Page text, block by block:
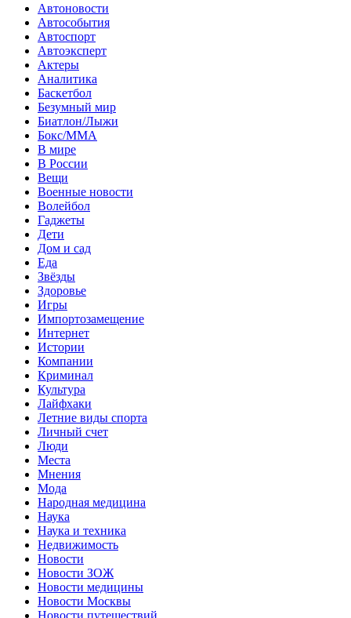
Автоновости
Автособытия
Автоспорт
Автоэксперт
Актеры
Аналитика
Баскетбол
Безумный мир
Биатлон/Лыжи
Бокс/MMA
В мире
В России
Вещи
Военные новости
Волейбол
Гаджеты
Дети
Дом и сад
Еда
Звёзды
Здоровье
Игры
Импортозамещение
Интернет
Истории
Компании
Криминал
Культура
Лайфхаки
Летние виды спорта
Личный счет
Люди
Места
Мнения
Мода
Народная медицина
Наука
Наука и техника
Недвижимость
Новости
Новости ЗОЖ
Новости медицины
Новости Москвы
Новости путешествий